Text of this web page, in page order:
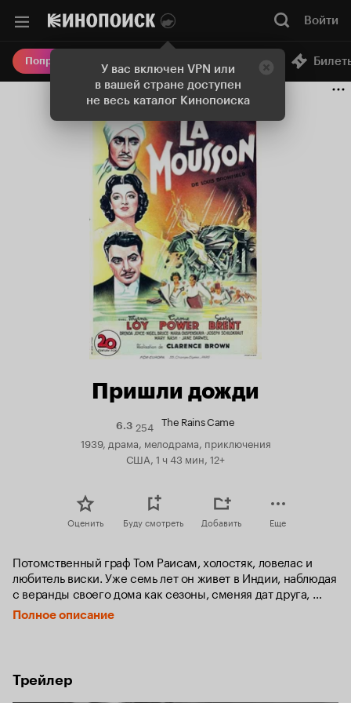
У вас включен VPN или
в вашей стране доступен
не весь каталог Кинопоиска
Войти
Попробовать Плюс Онлайн-кинотеатр
Пришли дожди
6.3Рейтинг
6.3
254 The Rains Came
1939, драма, мелодрама, приключения
США, 1 ч 43 мин, 12+
Оценить Буду смотреть Добавить Еще
Потомственный граф Том Раисам, холостяк, ловелас и
любитель виски. Уже семь лет он живет в Индии, наблюдая
с веранды своего дома как сезоны, сменяя дат друга,
приносят то жару, то проливные дожди. В один из таких
дней, во время общения со своим другом индийским
Ранчипур.
Полное описание
Трейлер